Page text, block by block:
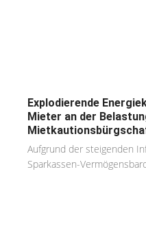
Explodierende
Mieter an der
Aufgrund der steigenden
Sparkassen-